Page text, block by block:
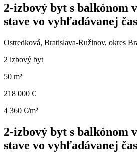
2-izbový byt s balkónom
stave vo vyhľadávanej
Ostredková, Bratislava-Ružinov, okres
2 izbový byt
50 m²
218 000 €
4 360 €/m²
2-izbový byt s balkónom
stave vo vyhľadávanej